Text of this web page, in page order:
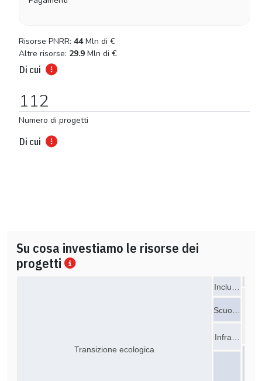
Risorse PNRR: 44 Mln di €
Altre risorse: 29.9 Mln di €
Di cui
112
Numero di progetti
Di cui
Su cosa investiamo le risorse dei
progetti
Scuo…
Inclu…
Infra…
Transizione ecologica